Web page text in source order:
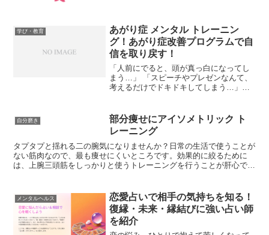
学び・教育
あがり症 メンタル トレーニン
グ！あがり症改善プログラムで自
信を取り戻す！
「人前にでると、頭が真っ白になってし
まう…」 「スピーチやプレゼンなんて、
考えるだけでドキドキしてしまう…」こ
を書いている筆者も以前PTAや会議で、
緊張してうまく話せな...
自分磨き
部分痩せにアイソメトリック ト
レーニング
タプタプと揺れる二の腕気になりませんか？日常の生活で使うことが
ない筋肉なので、最も痩せにくいところです。効果的に絞るために
は、上腕三頭筋をしっかりと使うトレーニングを行うことが肝心で
メンタルヘルス
恋愛占いで相手の気持ちを知る！
復縁・未来・縁結びに強い占い師
を紹介